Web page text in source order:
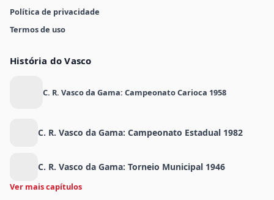
Política de privacidade
Termos de uso
História do Vasco
C. R. Vasco da Gama: Campeonato Carioca 1958
C. R. Vasco da Gama: Campeonato Estadual 1982
C. R. Vasco da Gama: Torneio Municipal 1946
Ver mais capítulos